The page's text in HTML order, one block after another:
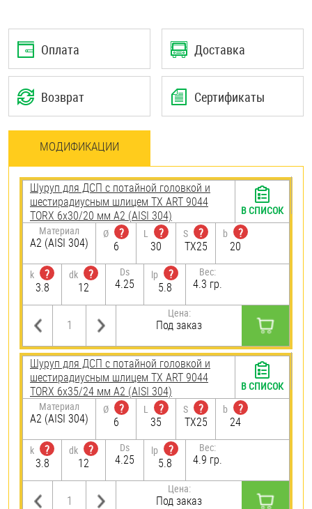
Оплата Доставка
Возврат Сертификаты
МОДИФИКАЦИИ
Шуруп для ДСП с потайной головкой и
шестирадиусным шлицем TX ART 9044
TORX 6х30/20 мм А2 (AISI 304)
Материал
А2 (AISI 304)
Ø
?
6
L
?
30
S
?
TX25
b
?
20
k
?
3.8
dk
?
12
Ds
4.25
lp
?
5.8
Вес:
4.3 гр.
Цена:
Под заказ
В СПИСОК
Шуруп для ДСП с потайной головкой и
шестирадиусным шлицем TX ART 9044
TORX 6х35/24 мм А2 (AISI 304)
Материал
А2 (AISI 304)
Ø
?
6
L
?
35
S
?
TX25
b
?
24
k
?
3.8
dk
?
12
Ds
4.25
lp
?
5.8
Вес:
4.9 гр.
Цена:
Под заказ
В СПИСОК